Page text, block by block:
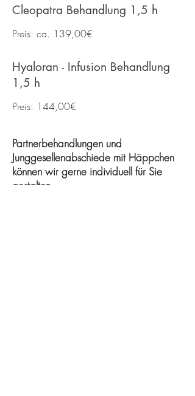
Cleopatra Behandlung 1,5 h
Preis: ca. 139,00€
Hyaloran - Infusion Behandlung
1,5 h
Preis: 144,00€
Partnerbehandlungen und
Junggesellenabschiede mit Häppchen
können wir gerne individuell für Sie
gestalten.